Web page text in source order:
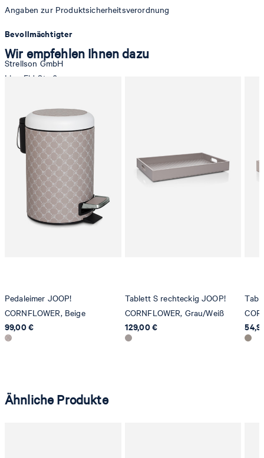
Angaben zur Produktsicherheitsverordnung
Bevollmächtigter
Strellson GmbH
Line-Eid-Str. 6
Deutschland
contact@strellson.com
Produzent
Strellson AG
Sonnenwiesenstrasse 21
8280 Kreuzlingen
Schweiz
Wir empfehlen Ihnen dazu
Pedaleimer JOOP!
CORNFLOWER, Beige
99,00 €
Tablett S rechteckig JOOP!
CORNFLOWER, Grau/Weiß
129,00 €
Ähnliche Produkte